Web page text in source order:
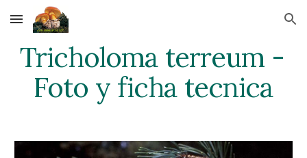
Skip to main content Skip to navigation
Tricholoma terreum -
Foto y ficha tecnica